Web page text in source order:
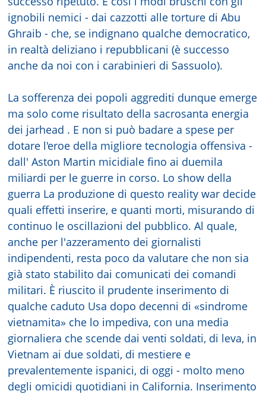
ignobili nemici - dai cazzotti alle torture di Abu
Ghraib - che, se indignano qualche democratico,
in realtà deliziano i repubblicani (è successo
anche da noi con i carabinieri di Sassuolo).
La sofferenza dei popoli aggrediti dunque emerge
ma solo come risultato della sacrosanta energia
dei jarhead . E non si può badare a spese per
dotare l'eroe della migliore tecnologia offensiva -
dall' Aston Martin micidiale fino ai duemila
miliardi per le guerre in corso. Lo show della
guerra La produzione di questo reality war decide
quali effetti inserire, e quanti morti, misurando di
continuo le oscillazioni del pubblico. Al quale,
anche per l'azzeramento dei giornalisti
indipendenti, resta poco da valutare che non sia
già stato stabilito dai comunicati dei comandi
militari. È riuscito il prudente inserimento di
qualche caduto Usa dopo decenni di «sindrome
vietnamita» che lo impediva, con una media
giornaliera che scende dai venti soldati, di leva, in
Vietnam ai due soldati, di mestiere e
prevalentemente ispanici, di oggi - molto meno
degli omicidi quotidiani in California. Inserimento